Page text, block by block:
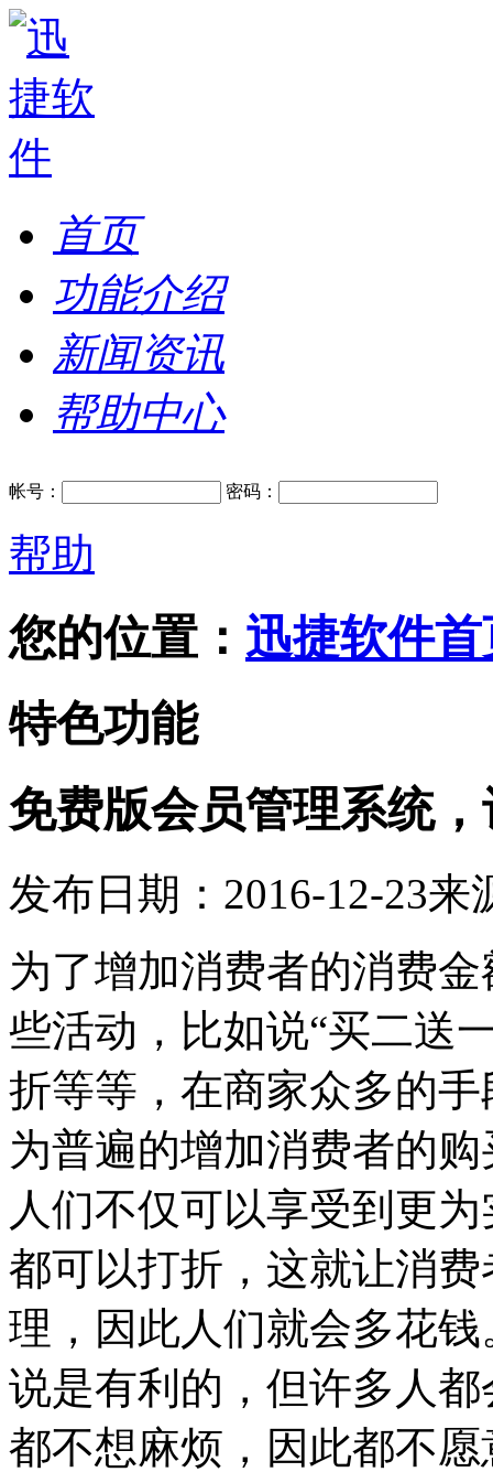
首页
功能介绍
新闻资讯
帮助中心
帐号： 密码：
帮助
您的位置： 迅捷软件首
特色功能
免费版会员管理系统
发布日期：2016-12-23来
为了增加消费者的消费
些活动，比如说“买二送
折等等，在商家众多的
为普遍的增加消费者的
人们不仅可以享受到更
都可以打折，这就让消
理，因此人们就会多花
说是有利的，但许多人
都不想麻烦，因此都不